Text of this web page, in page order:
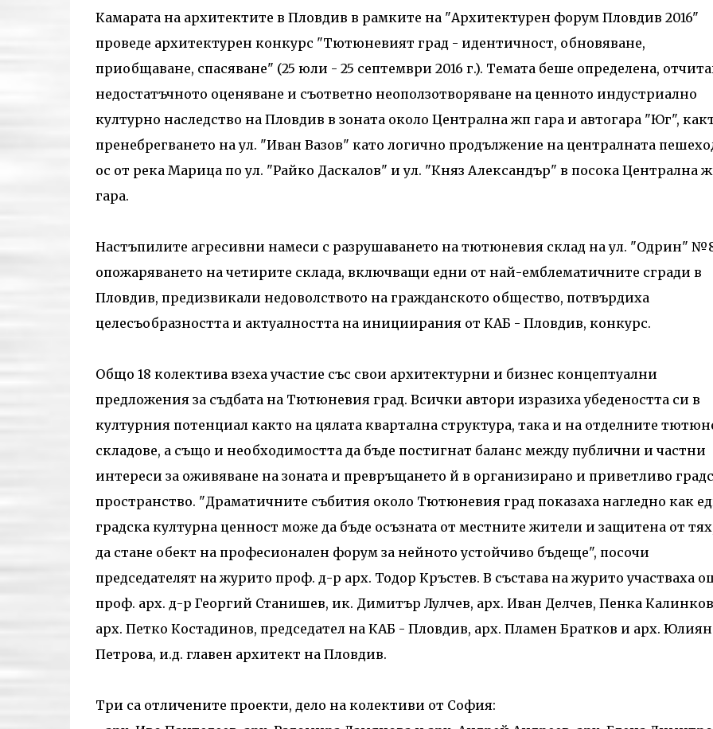
Камарата на архитектите в Пловдив в рамките на "Архитектурен форум Пловдив 2016"
проведе архитектурен конкурс "Тютюневият град - идентичност, обновяване,
приобщаване, спасяване" (25 юли - 25 септември 2016 г.). Темата беше определена,
недостатъчното оценяване и съответно неоползотворяване на ценното индустриално
културно наследство на Пловдив в зоната около Централна жп гара и автогара "Юг",
пренебрегването на ул. "Иван Вазов" като логично продължение на централната
ос от река Марица по ул. "Райко Даскалов" и ул. "Княз Александър" в посока Централна
гара.
Настъпилите агресивни намеси с разрушаването на тютюневия склад на ул. "Одрин"
опожаряването на четирите склада, включващи едни от най-емблематичните сгради в
Пловдив, предизвикали недоволството на гражданското общество, потвърдиха
целесъобразността и актуалността на инициирания от КАБ - Пловдив, конкурс.
Общо 18 колектива взеха участие със свои архитектурни и бизнес концептуални
предложения за съдбата на Тютюневия град. Всички автори изразиха убедеността си в
културния потенциал както на цялата квартална структура, така и на отделните
складове, а също и необходимостта да бъде постигнат баланс между публични и частни
интереси за оживяване на зоната и превръщането й в организирано и приветливо
пространство. "Драматичните събития около Тютюневия град показаха нагледно как
градска културна ценност може да бъде осъзната от местните жители и защитена от
да стане обект на професионален форум за нейното устойчиво бъдеще", посочи
председателят на журито проф. д-р арх. Тодор Кръстев. В състава на журито участваха
проф. арх. д-р Георгий Станишев, ик. Димитър Лулчев, арх. Иван Делчев, Пенка
арх. Петко Костадинов, председател на КАБ - Пловдив, арх. Пламен Братков и арх.
Петрова, и.д. главен архитект на Пловдив.
Три са отличените проекти, дело на колективи от София: